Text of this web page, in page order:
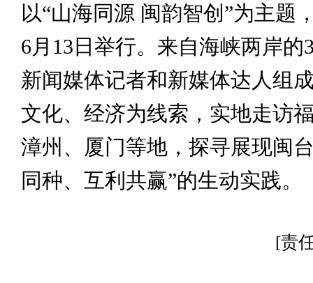
以“山海同源 闽韵智创”为主题
6月13日举行。来自海峡两岸的
新闻媒体记者和新媒体达人组
文化、经济为线索，实地走访
漳州、厦门等地，探寻展现闽
同种、互利共赢”的生动实践。
[责